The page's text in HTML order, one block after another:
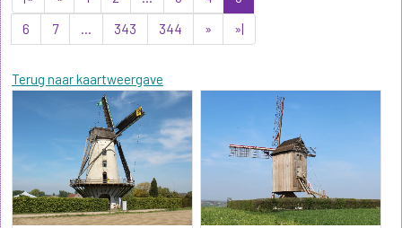
6
7 ... 343 344 » »|
Terug naar kaartweergave